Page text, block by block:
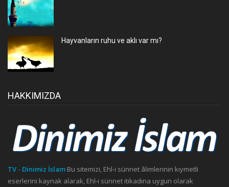
Hayvanların ruhu ve aklı var mı?
HAKKIMIZDA
TV - Dinimiz İslam Bu sitemizi, Ehl-i sünnet âlimlerinin kıymetli
eserlerini kaynak alarak, Ehl-i sünnet itikadına uygun olarak